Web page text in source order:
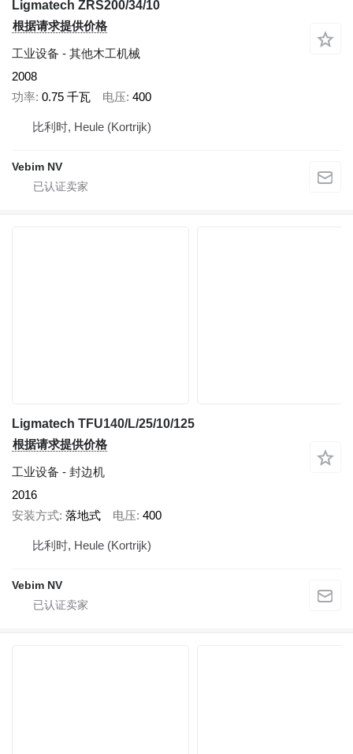
Ligmatech ZRS200/34/10
根据请求提供价格
工业设备 - 其他木工机械
2008
功率 0.75 千瓦 电压 400
比利时, Heule (Kortrijk)
Vebim NV
Ligmatech TFU140/L/25/10/125
根据请求提供价格
工业设备 - 封边机
2016
安装方式 落地式 电压 400
比利时, Heule (Kortrijk)
Vebim NV